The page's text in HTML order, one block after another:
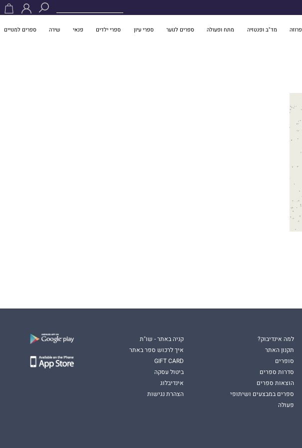
פרוזה מד"ב ופנטזיה מתח ופעולה ספרים לנוער ספרי עיון ספרי ילדים פנאי שירה ספרים למנויים
למה אינדיבוק?
תקנון האתר
סופרים
סדרות ספרים
הוצאות ספרים
ספרים במבצעים ושיתופי
פעולה
קניה באתר - שו"ת
איך לרכוש ספר באתר
GIFT CARD
ביטול עסקה
אינדיבלוג
הצהרת נגישות